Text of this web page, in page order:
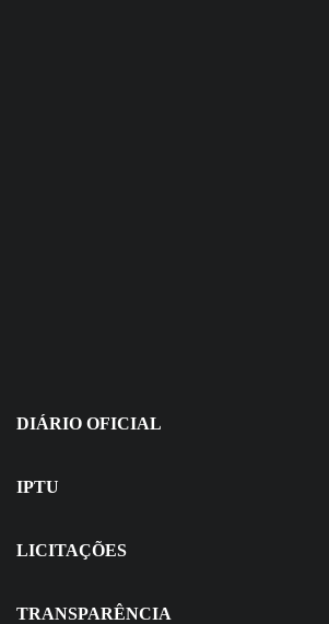
Seletivo
DIÁRIO OFICIAL
IPTU
LICITAÇÕES
TRANSPARÊNCIA